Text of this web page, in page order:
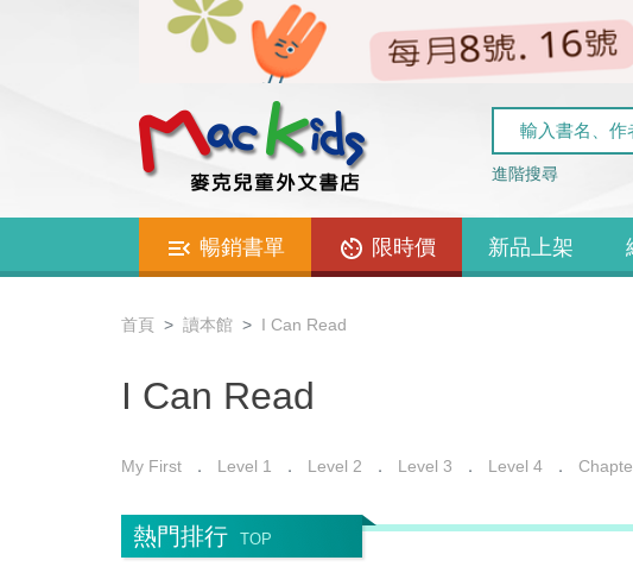
進階搜尋
暢銷書單 限時價 新品上架
首頁 讀本館 I Can Read
I Can Read
My First Level 1 Level 2 Level 3 Level 4
熱門排行 TOP